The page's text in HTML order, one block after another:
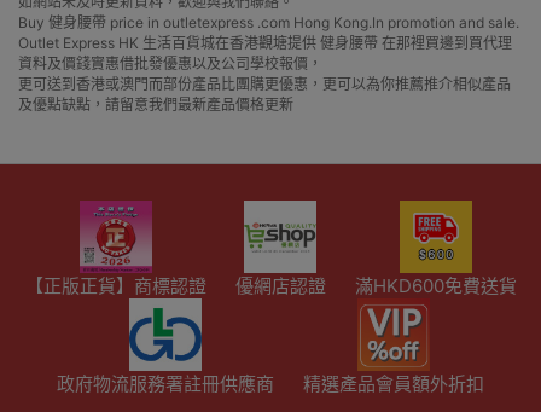
Buy 健身腰帶 price in outletexpress .com Hong Kong.In promotion and sale.
Outlet Express HK 生活百貨城在香港觀塘提供 健身腰帶 在那裡買邊到買代理
資料及價錢實惠借批發優惠以及公司學校報價，
更可送到香港或澳門而部份產品比團購更優惠，更可以為你推薦推介相似產品
及優點缺點，請留意我們最新產品價格更新
【正版正貨】商標認證 優網店認證 滿HKD600免費送貨
政府物流服務署註冊供應商 精選產品會員額外折扣